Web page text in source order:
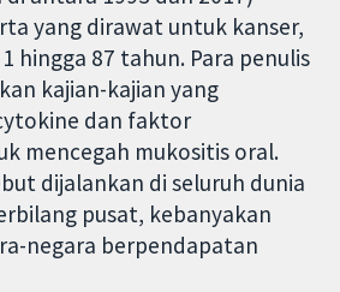
yang dirawat untuk kanser,
hingga 87 tahun. Para penulis
kajian-kajian yang
dan faktor
mencegah mukositis oral.
dijalankan di seluruh dunia
pusat, kebanyakan
negara berpendapatan